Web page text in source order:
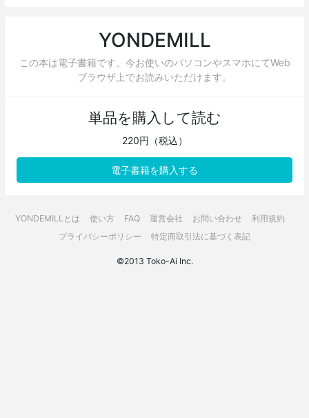
YONDEMILL
この本は電子書籍です。今お使いのパソコンやスマホにてWeb
ブラウザ上でお読みいただけます。
単品を購入して読む
220円（税込）
電子書籍を購入する
YONDEMILLとは 使い方 FAQ 運営会社 お問い合わせ
利用規約
プライバシーポリシー
特定商取引法に基づく表記
©2013 Toko-Ai Inc.